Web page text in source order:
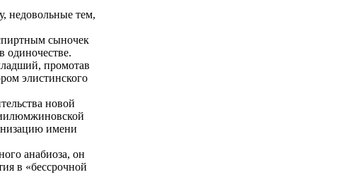
недовольные тем,
сыночек
одиночестве.
промотав
элистинского
новой
имени
анабиоза, он
в «бессрочной